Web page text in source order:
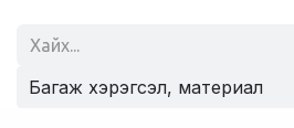
Багаж хэрэгсэл, материал